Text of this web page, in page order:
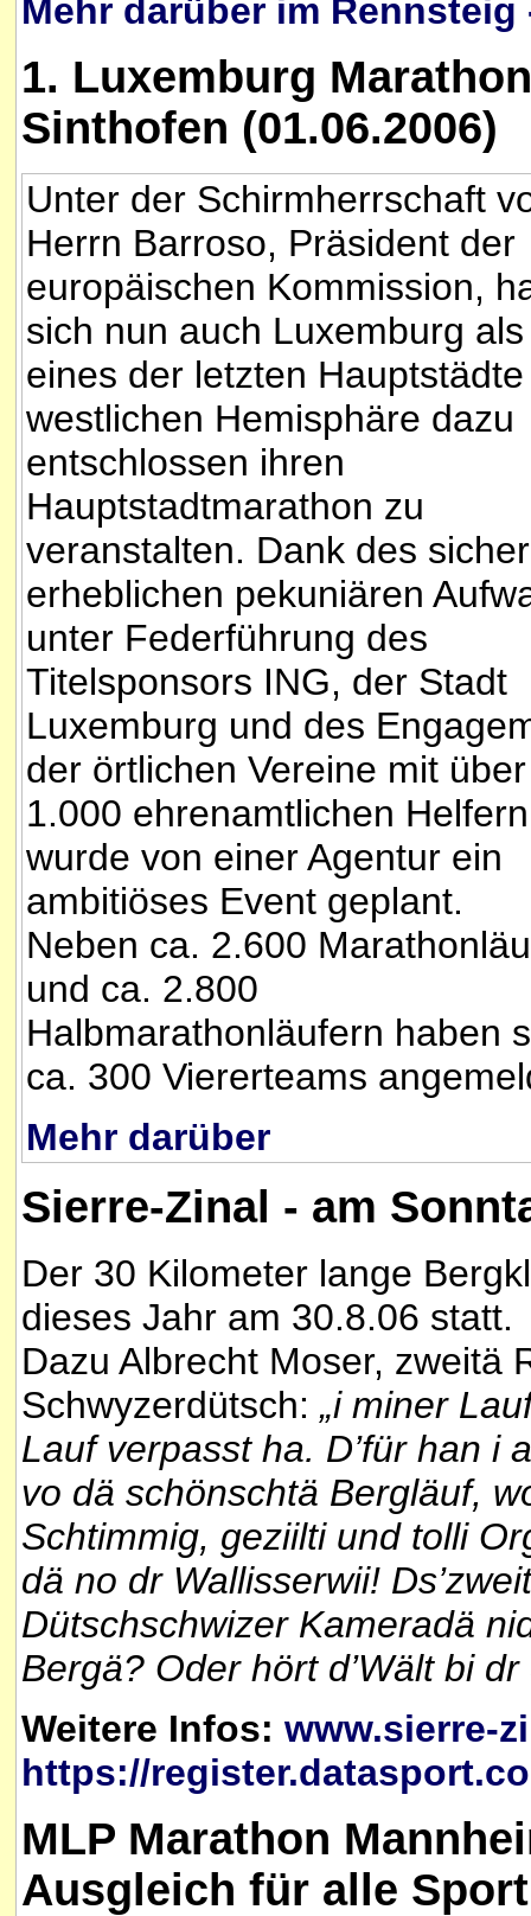
Mehr darüber im
1. Luxemburg
Sinthofen (01.06.2006)
Unter der Schirmherrschaft
Herrn Barroso, Präsident der
europäischen Kommission,
sich nun auch Luxemburg als
eines der letzten
westlichen Hemisphäre dazu
entschlossen ihren
Hauptstadtmarathon zu
veranstalten. Dank des
erheblichen pekuniären
unter Federführung des
Titelsponsors ING, der Stadt
Luxemburg und des
der örtlichen Vereine mit über
1.000 ehrenamtlichen Helfern
wurde von einer Agentur ein
ambitiöses Event geplant.
Neben ca. 2.600
und ca. 2.800
Halbmarathonläufern haben
ca. 300 Viererteams
Mehr darüber
Sierre-Zinal - am
Der 30 Kilometer lange
dieses Jahr am 30.8.06 statt.
Dazu Albrecht Moser, zweitä
Schwyzerdütsch:„i miner
Lauf verpasst ha. D’für han i
vo dä schönschtä Bergläuf,
Schtimmig, geziilti und tolli
dä no dr Wallisserwii!
Dütschschwizer Kameradä
Bergä? Oder hört d’Wält bi dr
Weitere Infos: www.sierre-
https://
MLP Marathon
Ausgleich für alle